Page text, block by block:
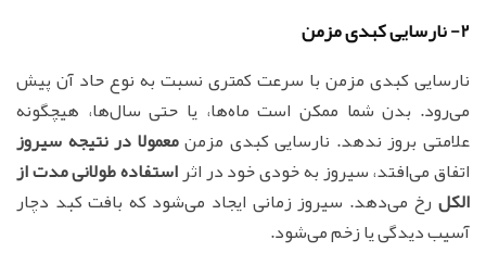
2- نارسایی کبدی مزمن
نارسایی کبدی مزمن با سرعت کمتری نسبت به نوع حاد آن پیش
می‌رود. بدن شما ممکن است ماه‌ها، یا حتی سال‌ها، هیچگونه
علامتی بروز ندهد. نارسایی کبدی مزمنمعمولا در نتیجه سیروز
اتفاق می‌افتد، سیروز به خودی خود در اثراستفاده طولانی مدت از
الکل رخ می‌دهد. سیروز زمانی ایجاد می‌شود که بافت کبد دچار
آسیب دیدگی یا زخم می‌شود.